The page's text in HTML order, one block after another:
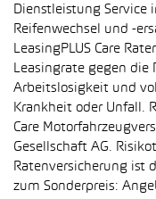
Dienstleistung Service
Reifenwechsel und -
LeasingPLUS Care
Leasingrate gegen die
Arbeitslosigkeit und
Krankheit oder Unfall.
Care
Gesellschaft AG.
Ratenversicherung ist
zum Sonderpreis: